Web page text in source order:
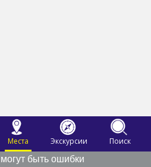
Места Экскурсии
Поиск
быть ошибки